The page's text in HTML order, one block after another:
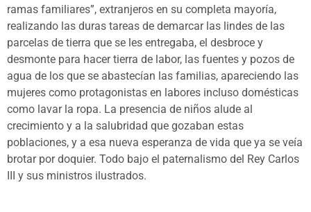
ramas familiares”, extranjeros en su completa mayoría,
realizando las duras tareas de demarcar las lindes de las
parcelas de tierra que se les entregaba, el desbroce y
desmonte para hacer tierra de labor, las fuentes y pozos de
agua de los que se abastecían las familias, apareciendo las
mujeres como protagonistas en labores incluso domésticas
como lavar la ropa. La presencia de niños alude al
crecimiento y a la salubridad que gozaban estas
poblaciones, y a esa nueva esperanza de vida que ya se veía
brotar por doquier. Todo bajo el paternalismo del Rey Carlos
III y sus ministros ilustrados.